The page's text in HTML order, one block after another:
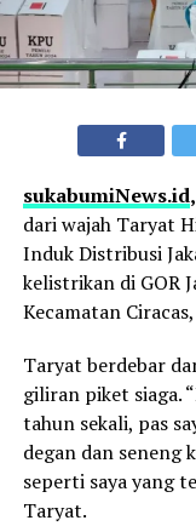
sukabumiNews.id
dari wajah Taryat
Induk Distribusi
kelistrikan di GOR
Kecamatan
Taryat berdebar
giliran piket siaga.
tahun sekali, pas
degan dan seneng
seperti saya yang
Taryat.